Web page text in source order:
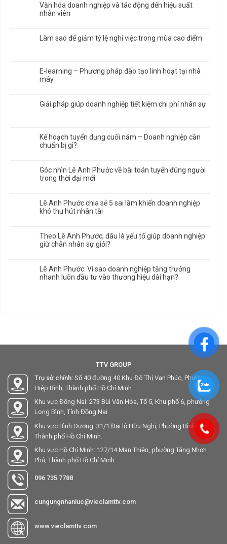
Văn hóa doanh nghiệp và tác động đến hiệu suất
nhân viên
Làm sao để giảm tỷ lệ nghỉ việc trong mùa cao điểm
E-learning – Phương pháp đào tạo linh hoạt tại nhà
máy
Giải pháp giúp doanh nghiệp tiết kiệm chi phí nhân sự
Kế hoạch tuyển dụng cuối năm – Doanh nghiệp cần
chuẩn bị gì?
Góc nhìn Lê Anh Phước về bài toán tuyển đúng người
trong thời đại mới
Lê Anh Phước chia sẻ 5 sai lầm khiến doanh nghiệp
khó thu hút nhân tài
Theo Lê Anh Phước, đâu là yếu tố giúp doanh nghiệp
giữ chân nhân sự giỏi?
Lê Anh Phước: Vì sao doanh nghiệp tăng trưởng
nhanh luôn đầu tư vào thương hiệu dài hạn?
TTV GROUP
Trụ sở chính: Số 40 đường 40 Khu Đô Thị Vạn Phúc, Phường
Hiệp Bình, Thành phố Hồ Chí Minh.
Khu vực Đồng Nai: 273 Bùi Văn Hòa, Tổ 5, Khu phố 6, phường
Long Bình, Tỉnh Đồng Nai.
Khu vực Bình Dương: 31/1 Đại lộ Hữu Nghị, Phường Bình Hòa,
Thành phố Hồ Chí Minh.
Khu vực Hồ Chí Minh: 127/14 Man Thiện, phường Tăng Nhơn
Phú, Thành phố Hồ Chí Minh.
096 735 7788
cungungnhanluc@vieclamttv.com
www.vieclamttv.com